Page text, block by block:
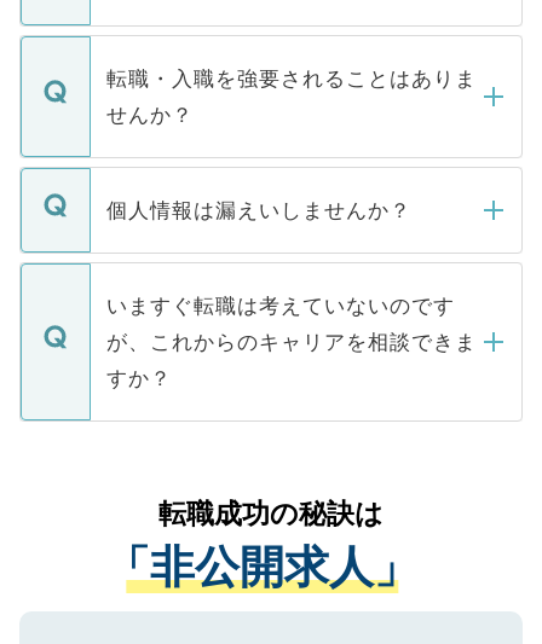
ます。通常、5営業日以内にはご連絡をせて
いただきますので、しばらくお待ちくださ
マイナビDOCTORで取り扱っている求人の
うち約3割は、Webサイトからご覧いただ
けない「非公開求人」です。非公開求人は
下記の理由によって、一般には公開してい
ません。
■応募殺到を避けるため 人気のある医療機
関を公にしてしまうと、応募が殺到する場
に、医療機関が求める条件に合った人材の
みを人材紹介会社に依頼するケースが増え
ています。
転職・入職を強要されることはありま
せんか？
転職・入職を強要することは一切ありませ
ん。また、仮に応募先から内定をいただい
定を承諾する必要はありません。内定先へ
の辞退の連絡はキャリアパートナーが行い
個人情報は漏えいしませんか？
個人情報が漏えいすることはありませんの
で、ご安心ください。当サイトからの登録
などで収集したご登録者様の個人情報は、
ご本人のキャリアアップおよび転職活動の
支援を目的に使用いたします。お預かりし
ているすべての個人データはご本人の許可
は、個人情報の取り扱いについての厳密な
管理基準を満たした事業者のみに付与され
る、プライバシーマークを取得済みです。
いますぐ転職は考えていないのです
が、これからのキャリアを相談できま
すか？
かがいして、現在の医療機関の状況や紹介
経験をまじえながら、適切なアドバイスを
させていただきます。すぐにご転職をされ
ない方には、長期的なサポートが可能です
ので、まずはご登録ください。
転職成功の秘訣は
「非公開求人」